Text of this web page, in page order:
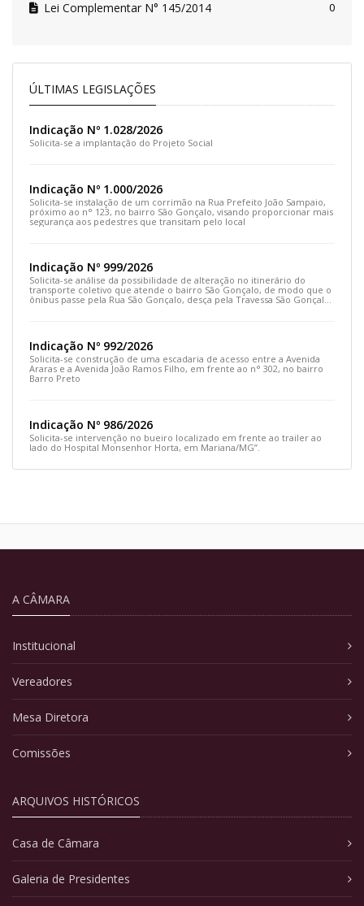
Lei Complementar N° 145/2014 0
ÚLTIMAS LEGISLAÇÕES
Indicação Nº 1.028/2026
Solicita-se a implantação do Projeto Social
Indicação Nº 1.000/2026
Solicita-se instalação de um corrimão na Rua Prefeito João Sampaio,
próximo ao n° 123, no bairro São Gonçalo, visando proporcionar mais
segurança aos pedestres que transitam pelo local
Indicação Nº 999/2026
Solicita-se análise da possibilidade de alteração no itinerário do
transporte coletivo que atende o bairro São Gonçalo, de modo que o
ônibus passe pela Rua São Gonçalo, desça pela Travessa São Gonçalo
Indicação Nº 992/2026
Solicita-se construção de uma escadaria de acesso entre a Avenida
Araras e a Avenida João Ramos Filho, em frente ao n° 302, no bairro
Barro Preto
Indicação Nº 986/2026
Solicita-se intervenção no bueiro localizado em frente ao trailer ao
lado do Hospital Monsenhor Horta, em Mariana/MG”.
A CÂMARA
Institucional
Vereadores
Mesa Diretora
Comissões
ARQUIVOS HISTÓRICOS
Casa de Câmara
Galeria de Presidentes